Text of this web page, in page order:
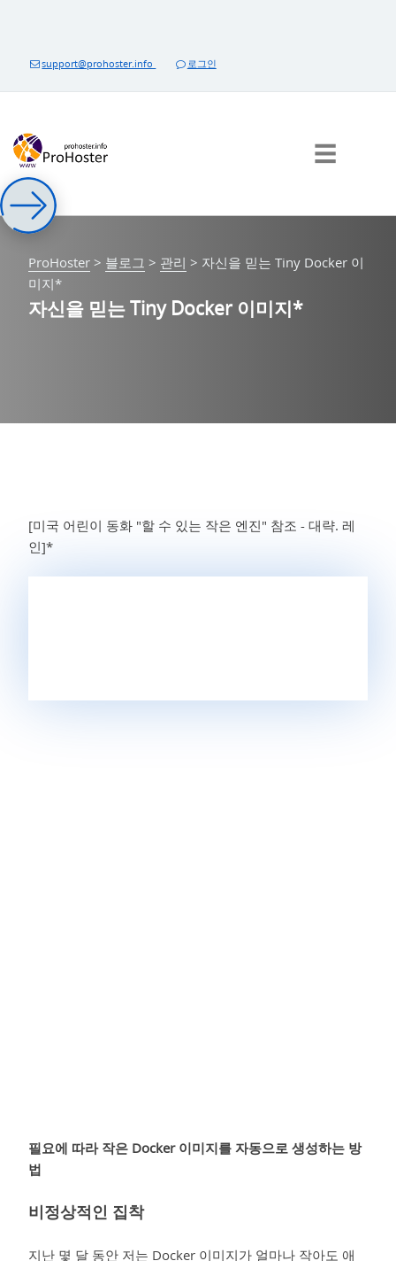
건
support@prohoster.info 로그인
☰
ProHoster > 블로그 > 관리 > 자신을 믿는 Tiny Docker 이
미지*
자신을 믿는 Tiny Docker 이미지*
[미국 어린이 동화 "할 수 있는 작은 엔진" 참조 - 대략. 레
인]*
필요에 따라 작은 Docker 이미지를 자동으로 생성하는 방
법
비정상적인 집착
지난 몇 달 동안 저는 Docker 이미지가 얼마나 작아도 애